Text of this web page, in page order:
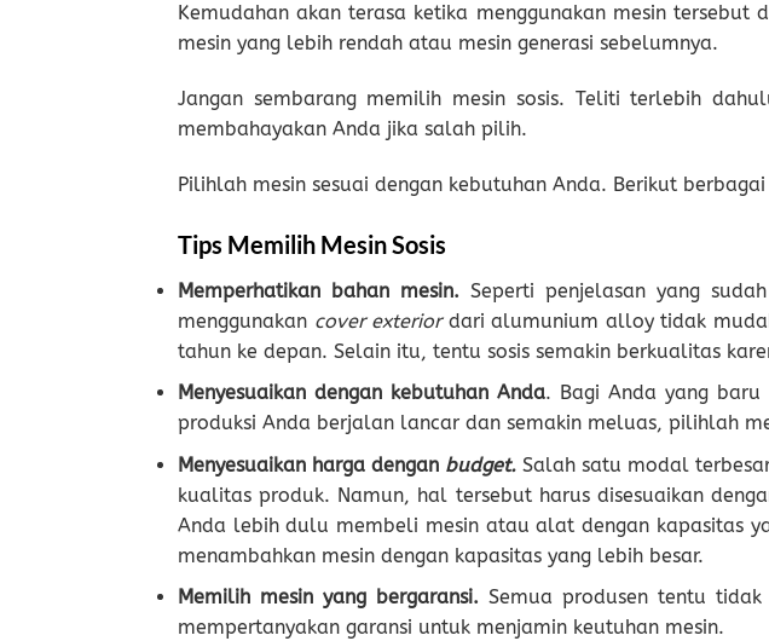
Kemudahan akan terasa ketika menggunakan mesin
mesin yang lebih rendah atau mesin generasi sebelumnya.
Jangan sembarang memilih mesin sosis. Teliti terlebih
membahayakan Anda jika salah pilih.
Pilihlah mesin sesuai dengan kebutuhan Anda. Berikut
Tips Memilih Mesin Sosis
Memperhatikan bahan mesin. Seperti penjelasan yang
menggunakan cover exterior dari alumunium alloy tidak
tahun ke depan. Selain itu, tentu sosis semakin berkualitas
Menyesuaikan dengan kebutuhan Anda. Bagi Anda yang baru
produksi Anda berjalan lancar dan semakin meluas, pilihlah
Menyesuaikan harga dengan budget.Salah satu modal
kualitas produk. Namun, hal tersebut harus disesuaikan
Anda lebih dulu membeli mesin atau alat dengan kapasitas
menambahkan mesin dengan kapasitas yang lebih besar.
Memilih mesin yang bergaransi. Semua produsen tentu tidak
mempertanyakan garansi untuk menjamin keutuhan mesin.